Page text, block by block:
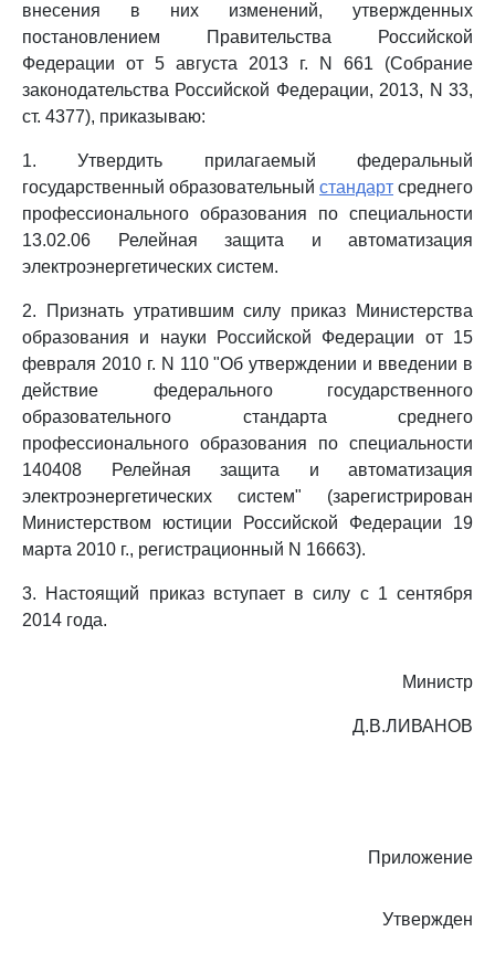
внесения в них изменений, утвержденных
постановлением Правительства Российской
Федерации от 5 августа 2013 г. N 661 (Собрание
законодательства Российской Федерации, 2013, N 33,
ст. 4377), приказываю:
1. Утвердить прилагаемый федеральный
государственный образовательный стандарт среднего
профессионального образования по специальности
13.02.06 Релейная защита и автоматизация
электроэнергетических систем.
2. Признать утратившим силу приказ Министерства
образования и науки Российской Федерации от 15
февраля 2010 г. N 110 "Об утверждении и введении в
действие федерального государственного
образовательного стандарта среднего
профессионального образования по специальности
140408 Релейная защита и автоматизация
электроэнергетических систем" (зарегистрирован
Министерством юстиции Российской Федерации 19
марта 2010 г., регистрационный N 16663).
3. Настоящий приказ вступает в силу с 1 сентября
2014 года.
Министр
Д.В.ЛИВАНОВ
Приложение
Утвержден